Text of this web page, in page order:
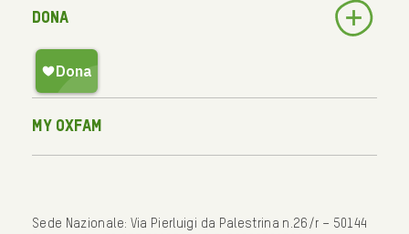
Dona
My Oxfam
Sede Nazionale: Via Pierluigi da Palestrina n.26/r – 50144